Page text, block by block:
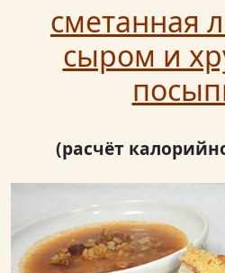
сметанная
сыром и
(расчёт